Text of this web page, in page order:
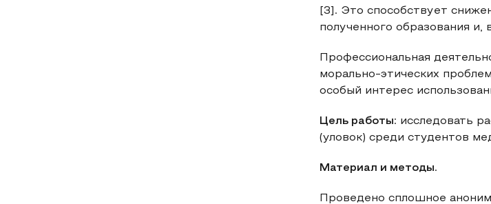
[3]. Это способствует
полученного образования
Профессиональная
морально-этических
особый интерес
Цель работы: исследовать
(уловок) среди студентов
Материал и методы.
Проведено сплошное